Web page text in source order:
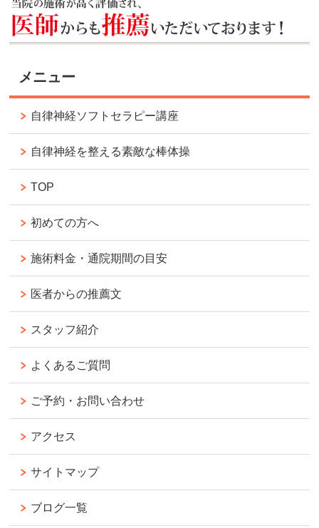
メニュー
自律神経ソフトセラピー講座
自律神経を整える素敵な棒体操
TOP
初めての方へ
施術料金・通院期間の目安
医者からの推薦文
スタッフ紹介
よくあるご質問
ご予約・お問い合わせ
アクセス
サイトマップ
ブログ一覧